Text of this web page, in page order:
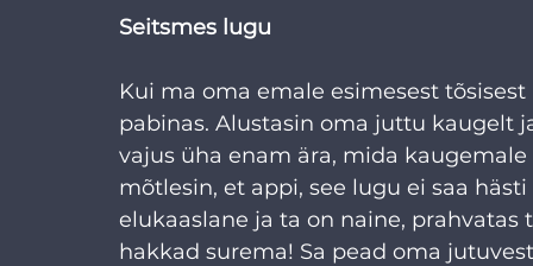
Seitsmes lugu
Kui ma oma emale esimesest
pabinas. Alustasin oma juttu kaugelt
vajus üha enam ära, mida
mõtlesin, et appi, see lugu ei saa
elukaaslane ja ta on naine,
hakkad surema! Sa pead oma